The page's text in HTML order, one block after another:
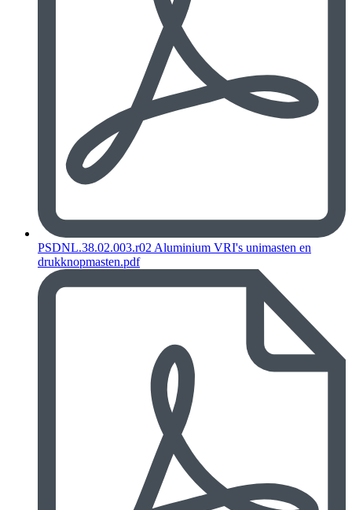
PSDNL.38.02.003.r02 Aluminium VRI's unimasten en
drukknopmasten.pdf